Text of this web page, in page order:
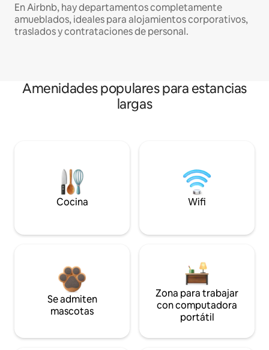
En Airbnb, hay departamentos completamente
amueblados, ideales para alojamientos corporativos,
traslados y contrataciones de personal.
Amenidades populares para estancias
largas
Cocina Wifi
Se admiten
mascotas
Zona para trabajar
con computadora
portátil